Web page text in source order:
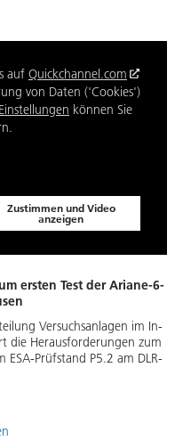
auf Quickchannel.com
von Daten ('Cookies')
können Sie
Zustimmen und Video
anzeigen
ersten Test der Ariane-6-
Ver­suchs­an­la­gen im In­
die Her­aus­for­de­run­gen zum
Prüf­stand P5.2 am DLR-